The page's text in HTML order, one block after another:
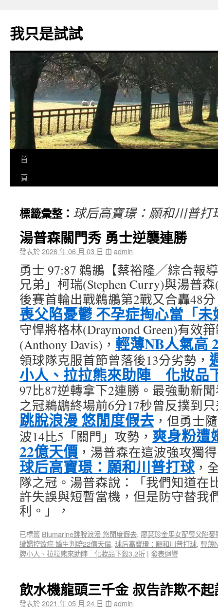
我只是試試
首
頁
標籤彙整： 球后高寶璟：願和川普打
湯普森關門秀 勇士逆襲連勝
發表於2026 年 06 月 03 日 由 admin
勇士 97:87 鵜鶘【蔡裕隆╱綜合報
兄弟」柯瑞(Stephen Curry)與湯普
後賽首輪出戰鵜鶘第2戰又合轟48
喪父陷憂鬱 不孕症掏心當「
守悍將格林(Draymond Green)有效
(Anthony Davis)， 輕薄NB人氣高
領球隊克服首節曾落後13分劣勢，
小人、拉拉熊來助陣 化妝品
97比87逆轉拿下2連勝。最強動新
之冠鵜鶘終場前6分17秒曾反撲到
跳脫浪漫 悠閒度假去 ，但勇士
波14比5「關門」攻勢， 爽身粉遭
22億天價 ，湯普森在這波強攻獨
球后高寶璟：願和川普打球，
隊之冠。湯普森說：「我們知道在
許失誤與短暫當機，但是防守替我
利。」，
已標籤 Blumarine跳脫浪漫 悠閒度假去, 廖慧珍金馬女配喪父陷
遭婦控致癌 嬌生判賠22億天價, 球后高寶璟：願和川普打球, 輕薄
牌小人、拉拉熊來助陣 化妝品下殺3.2折 | 發表迴響
飲水機龍頭三千金 叔告詐欺不起
發表於2021 年 05 月 24 日 由 admin